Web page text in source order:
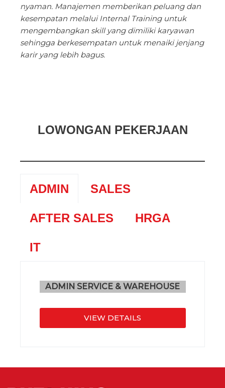
nyaman. Manajemen memberikan peluang dan
kesempatan melalui Internal Training untuk
mengembangkan skillyang dimiliki karyawan
sehingga berkesempatan untuk menaiki jenjang
karir yang lebih bagus.
LOWONGAN PEKERJAAN
ADMIN SALES
AFTER SALES HRGA
IT
ADMIN SERVICE & WAREHOUSE
VIEW DETAILS